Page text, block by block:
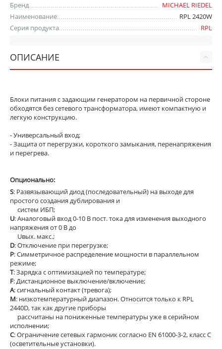
Бренд
MICHAEL RIEDEL
Наименование
RPL 2420W
Серия продукта
RPL
ОПИСАНИЕ
Блоки питания с задающим генератором на первичной стороне
обходятся без сетевого трансформатора, имеют компактную и
легкую конструкцию.
- Универсальный вход;
- Защита от перегрузки, короткого замыкания, перенапряжения
и перегрева.
Опционально:
S: Развязывающий диод (последовательный) на выходе для
простого создания дублирования и
систем ИБП;
U: Аналоговый вход 0-10 В пост. тока для изменения выходного
напряжения от 0 В до
Uвых. макс.;
D: Отключение при перегрузке;
P: Симметричное распределение мощности в параллельном
режиме;
T: Зарядка с оптимизацией по температуре;
F: Дистанционное выключение/включение;
A: сигнальный контакт (тревога);
M: низкотемпературный диапазон. Относится только к RPL
2440D, так как другие приборы
рассчитаны на пониженные температуры уже в серийном
исполнении;
C: Ограничение сетевых гармоник согласно EN 61000-3-2, класс C
(осветительные установки).